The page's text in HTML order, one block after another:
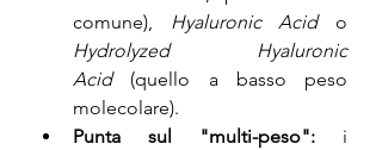
comune), Hyaluronic Acid
Hydrolyzed Hyaluronic
Acid (quello a basso peso
molecolare).
Punta sul "multi-peso": i